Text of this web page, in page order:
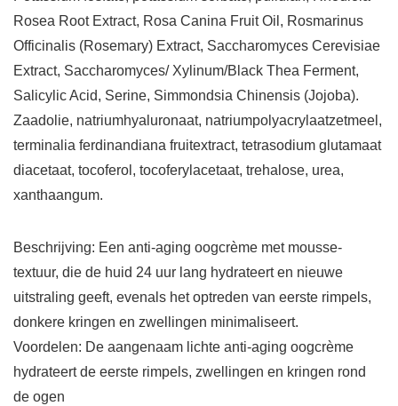
Rosea Root Extract, Rosa Canina Fruit Oil, Rosmarinus
Officinalis (Rosemary) Extract, Saccharomyces Cerevisiae
Extract, Saccharomyces/ Xylinum/Black Thea Ferment,
Salicylic Acid, Serine, Simmondsia Chinensis (Jojoba).
Zaadolie, natriumhyaluronaat, natriumpolyacrylaatzetmeel,
terminalia ferdinandiana fruitextract, tetrasodium glutamaat
diacetaat, tocoferol, tocoferylacetaat, trehalose, urea,
xanthaangum.
Beschrijving: Een anti-aging oogcrème met mousse-
textuur, die de huid 24 uur lang hydrateert en nieuwe
uitstraling geeft, evenals het optreden van eerste rimpels,
donkere kringen en zwellingen minimaliseert.
Voordelen: De aangenaam lichte anti-aging oogcrème
hydrateert de eerste rimpels, zwellingen en kringen rond
de ogen